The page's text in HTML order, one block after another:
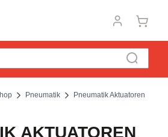
Pneumatik Pneumatik Aktuatoren
AKTUATOREN